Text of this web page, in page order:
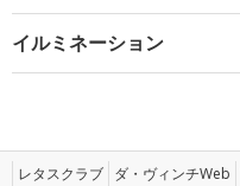
イルミネーション
レタスクラブ ダ・ヴィンチWeb